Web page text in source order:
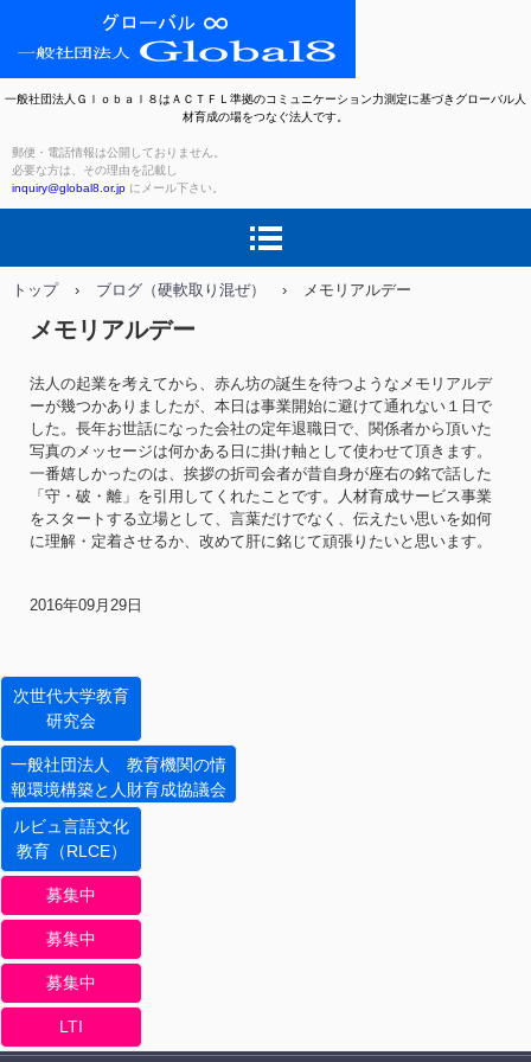
一般社団法人Ｇｌｏｂａｌ８はＡＣＴＦＬ準拠のコミュニケーション力測定に基づきグローバル人
材育成の場をつなぐ法人です。
郵便・電話情報は公開しておりません。
必要な方は、その理由を記載し
inquiry@global8.or.jp にメール下さい。
トップ › ブログ（硬軟取り混ぜ） › メモリアルデー
メモリアルデー
法人の起業を考えてから、赤ん坊の誕生を待つようなメモリアルデ
ーが幾つかありましたが、本日は事業開始に避けて通れない１日で
した。長年お世話になった会社の定年退職日で、関係者から頂いた
写真のメッセージは何かある日に掛け軸として使わせて頂きます。
一番嬉しかったのは、挨拶の折司会者が昔自身が座右の銘で話した
「守・破・離」を引用してくれたことです。人材育成サービス事業
をスタートする立場として、言葉だけでなく、伝えたい思いを如何
に理解・定着させるか、改めて肝に銘じて頑張りたいと思います。
2016年09月29日
次世代大学教育
研究会
一般社団法人 教育機関の情
報環境構築と人財育成協議会
ルビュ言語文化
教育（RLCE）
募集中
募集中
募集中
LTI